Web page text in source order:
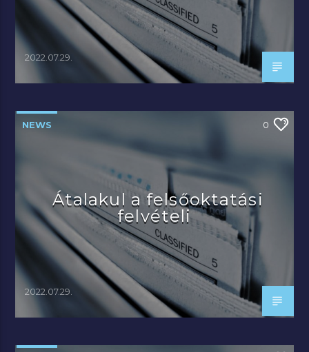
2022.07.29.
NEWS 0
Átalakul a felsőoktatási
felvételi
2022.07.29.